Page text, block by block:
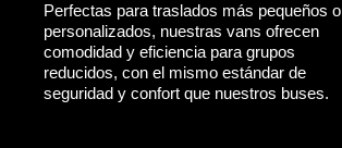
Perfectas para traslados más pequeños o
personalizados, nuestras vans ofrecen
comodidad y eficiencia para grupos
reducidos, con el mismo estándar de
seguridad y confort que nuestros buses.